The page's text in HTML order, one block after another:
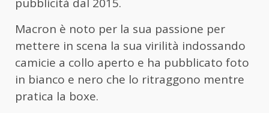
Macron è noto per la sua passione per
mettere in scena la sua virilità indossando
camicie a collo aperto e ha pubblicato foto
in bianco e nero che lo ritraggono mentre
pratica la boxe.